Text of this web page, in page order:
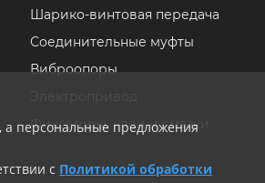
а персональные предложения
с Политикой обработки
Шарико-винтовая передача
Соединительные муфты
Виброопоры
Фиксаторы, клеи и смазки